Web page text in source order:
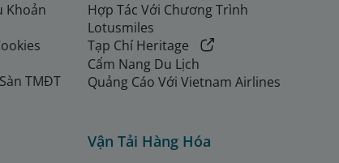
Khoản
TMĐT
Hợp Tác Với Chương Trình
Lotusmiles
Tạp Chí Heritage
Cẩm Nang Du Lịch
Quảng Cáo Với Vietnam Airlines
Vận Tải Hàng Hóa